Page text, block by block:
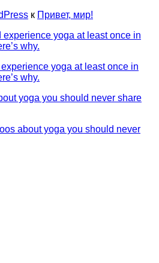
к Привет, мир!
experience yoga at least once in
why.
yoga at least once in
why.
yoga you should never share
about yoga you should never